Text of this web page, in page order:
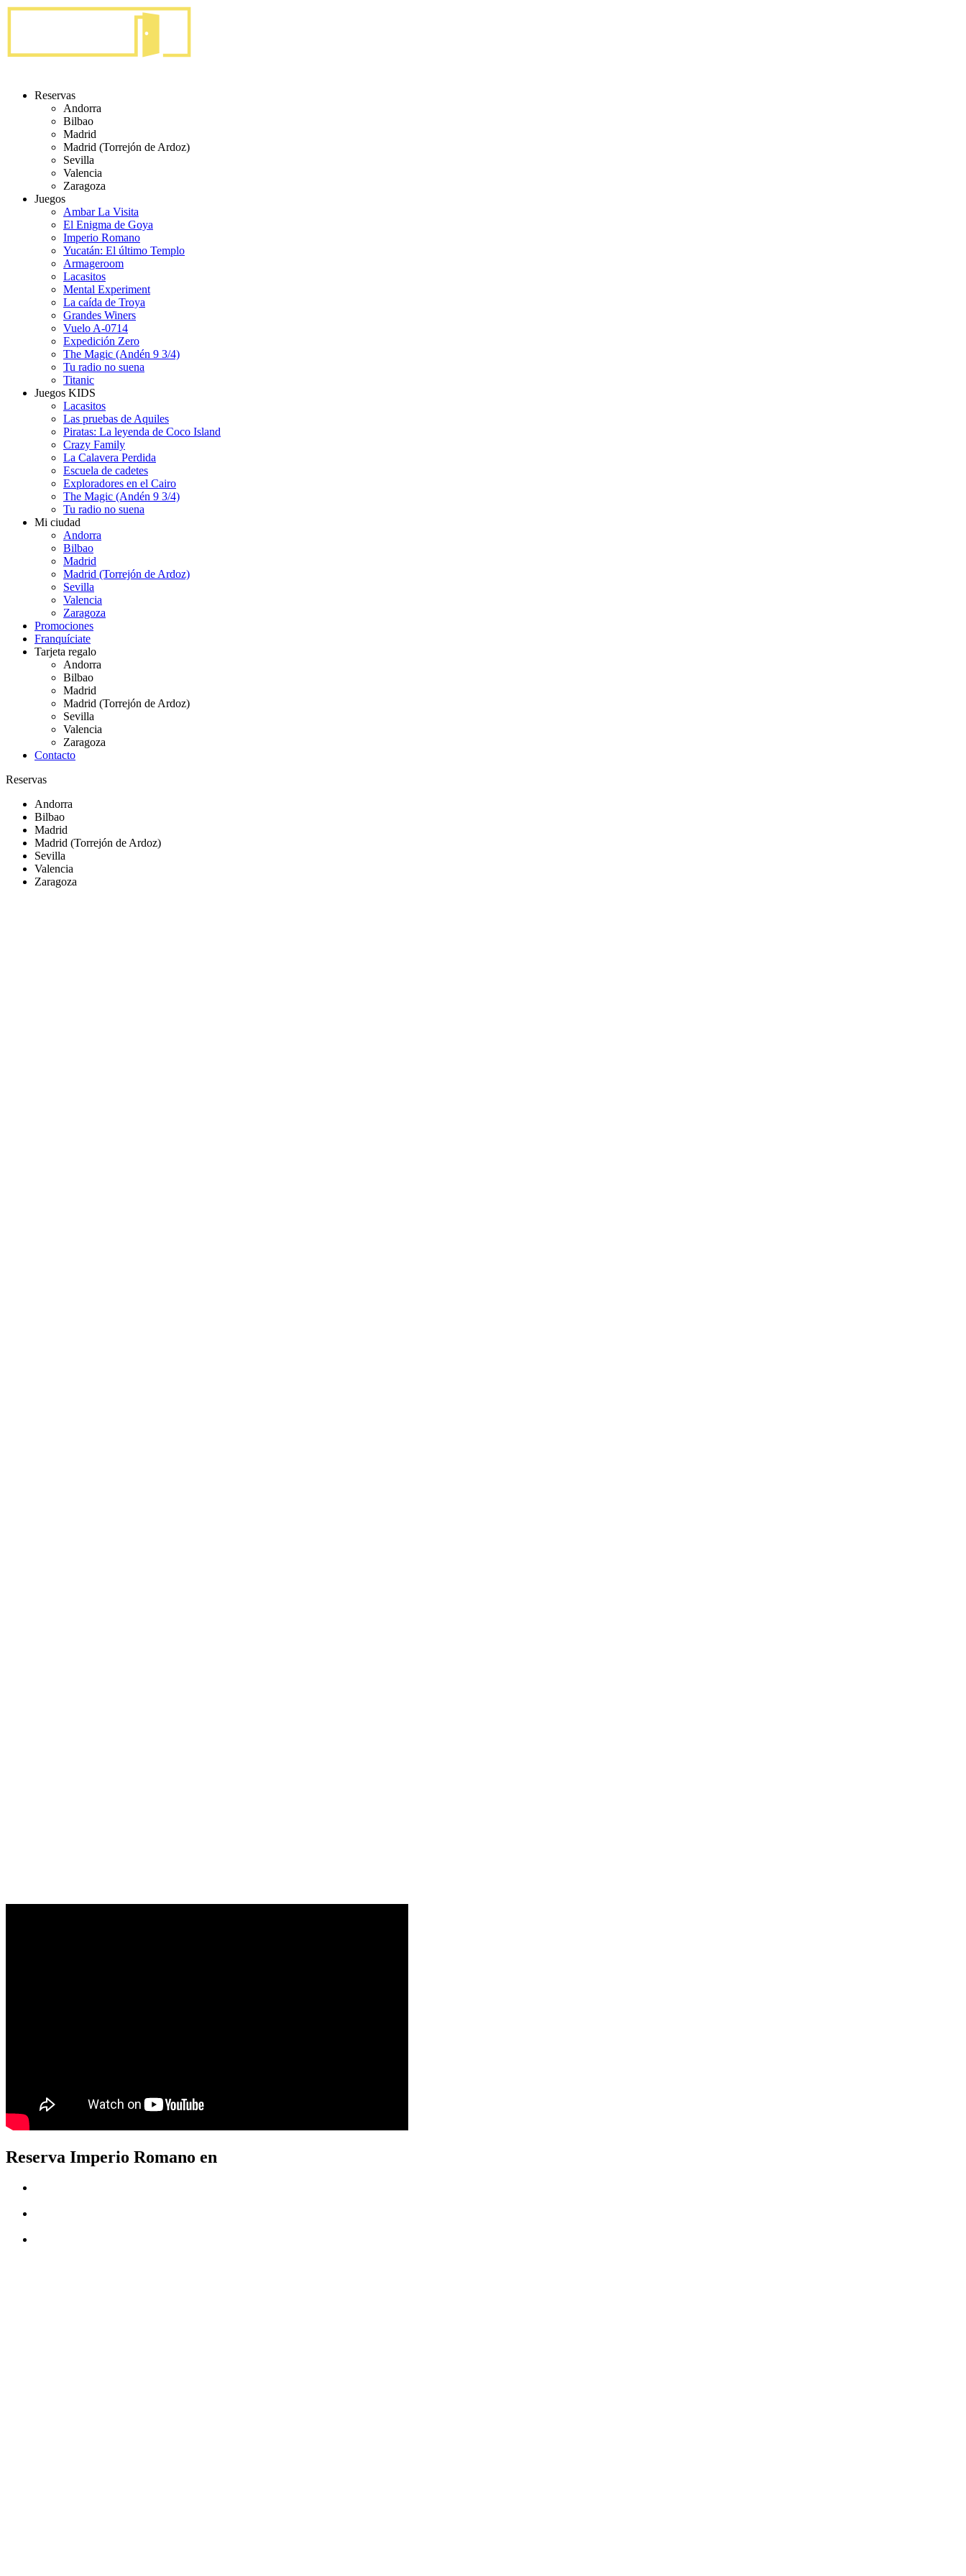
Reservas
Andorra
Bilbao
Madrid
Madrid (Torrejón de Ardoz)
Sevilla
Valencia
Zaragoza
Juegos
Ambar La Visita
El Enigma de Goya
Imperio Romano
Yucatán: El último Templo
Armageroom
Lacasitos
Mental Experiment
La caída de Troya
Grandes Winers
Vuelo A-0714
Expedición Zero
The Magic (Andén 9 3/4)
Tu radio no suena
Titanic
Juegos KIDS
Lacasitos
Las pruebas de Aquiles
Piratas: La leyenda de Coco Island
Crazy Family
La Calavera Perdida
Escuela de cadetes
Exploradores en el Cairo
The Magic (Andén 9 3/4)
Tu radio no suena
Mi ciudad
Andorra
Bilbao
Madrid
Madrid (Torrejón de Ardoz)
Sevilla
Valencia
Zaragoza
Promociones
Franquíciate
Tarjeta regalo
Andorra
Bilbao
Madrid
Madrid (Torrejón de Ardoz)
Sevilla
Valencia
Zaragoza
Contacto
Reservas
Andorra
Bilbao
Madrid
Madrid (Torrejón de Ardoz)
Sevilla
Valencia
Zaragoza
Reserva Imperio Romano en